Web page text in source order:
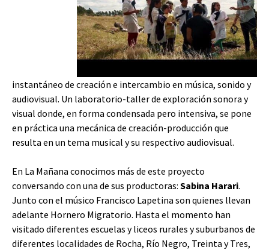
instantáneo de creación e intercambio en música, sonido y
audiovisual. Un laboratorio-taller de exploración sonora y
visual donde, en forma condensada pero intensiva, se pone
en práctica una mecánica de creación-producción que
resulta en un tema musical y su respectivo audiovisual.
En La Mañana conocimos más de este proyecto
conversando con una de sus productoras: Sabina Harari.
Junto con el músico Francisco Lapetina son quienes llevan
adelante Hornero Migratorio. Hasta el momento han
visitado diferentes escuelas y liceos rurales y suburbanos de
diferentes localidades de Rocha, Río Negro, Treinta y Tres,